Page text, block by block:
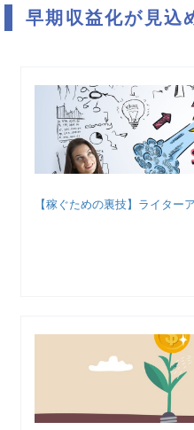
早期収益化が見込
【稼ぐための裏技】ライター